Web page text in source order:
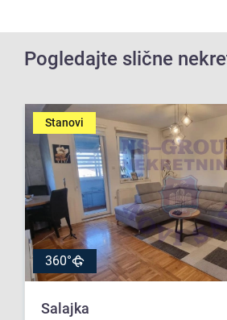
Pogledajte slične
Stanovi
360°
Salajka